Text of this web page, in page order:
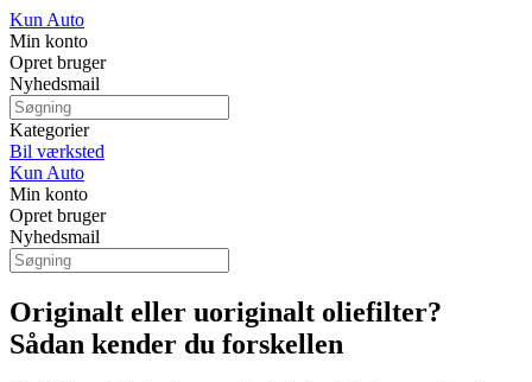
Kun Auto
Min konto
Opret bruger
Nyhedsmail
Kategorier
Bil værksted
Kun Auto
Min konto
Opret bruger
Nyhedsmail
Originalt eller uoriginalt oliefilter?
Sådan kender du forskellen